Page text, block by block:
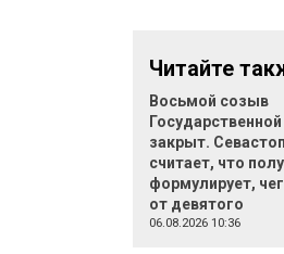
Читайте
Восьмой созыв
закрыт.
считает, что
формулирует,
от девятого
06.08.2026 10:36